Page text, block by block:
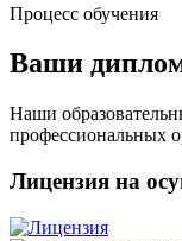
Процесс обучения
Ваши
Наши
профессиональных
Лицензия на